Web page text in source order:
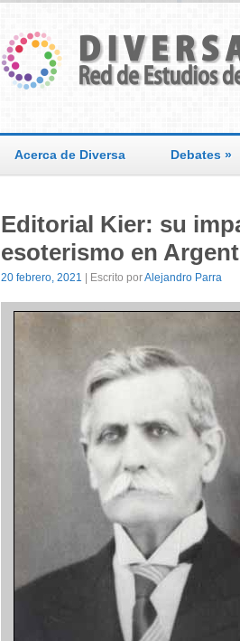
Acerca de Diversa Debates »
Editorial Kier: su
esoterismo en
20 febrero, 2021 | Escrito porAlejandro Parra